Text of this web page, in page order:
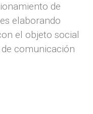
de
elaborando
el objeto social
comunicación